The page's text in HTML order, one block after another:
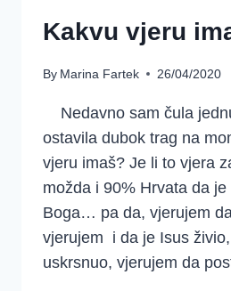
Kakvu vjeru
By Marina Fartek 26/04/2020
Nedavno sam čula
ostavila dubok trag na
vjeru imaš? Je li to vjera
možda i 90% Hrvata da
Boga… pa da, vjerujem
vjerujem i da je Isus
uskrsnuo, vjerujem da